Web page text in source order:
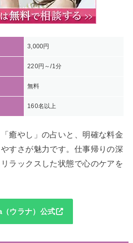
3,000円
220円～/1分
無料
160名以上
癒やし」の占いと、明確な料金
すさが魅力です。仕事帰りの深
ラックスした状態で心のケアを
（ウラナ）公式